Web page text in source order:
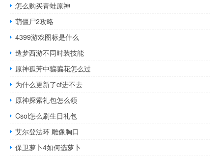
怎么购买青蛙原神
萌僵尸2攻略
4399游戏图标是什么
造梦西游不同时装技能
原神孤芳中骗骗花怎么过
为什么更新了cf进不去
原神探索礼包怎么领
Csol怎么刷生日礼包
艾尔登法环 雕像胸口
保卫萝卜4如何选萝卜